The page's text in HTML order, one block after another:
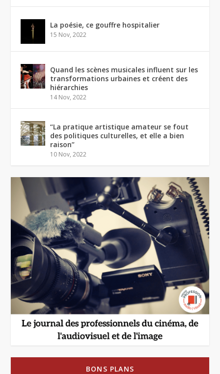
La poésie, ce gouffre hospitalier
15 Nov, 2022
Quand les scènes musicales influent sur les
transformations urbaines et créent des
hiérarchies
14 Nov, 2022
“La pratique artistique amateur se fout
des politiques culturelles, et elle a bien
raison”
10 Nov, 2022
BONS PLANS